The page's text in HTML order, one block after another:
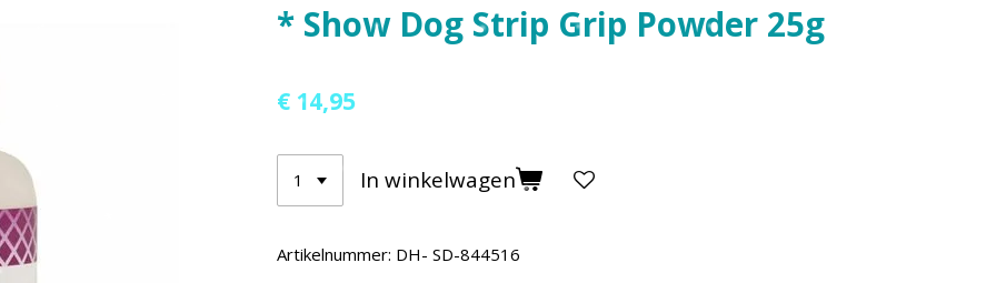
* Show Dog Strip Grip Powder 25g
€ 14,95
In winkelwagen
Artikelnummer: DH- SD-844516